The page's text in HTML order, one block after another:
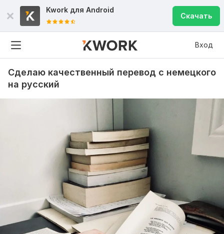
Kwork для Android
Скачать
Вход
Сделаю качественный перевод с немецкого
на русский